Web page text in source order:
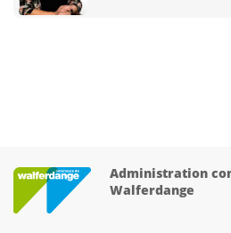
Administration
Walferdange